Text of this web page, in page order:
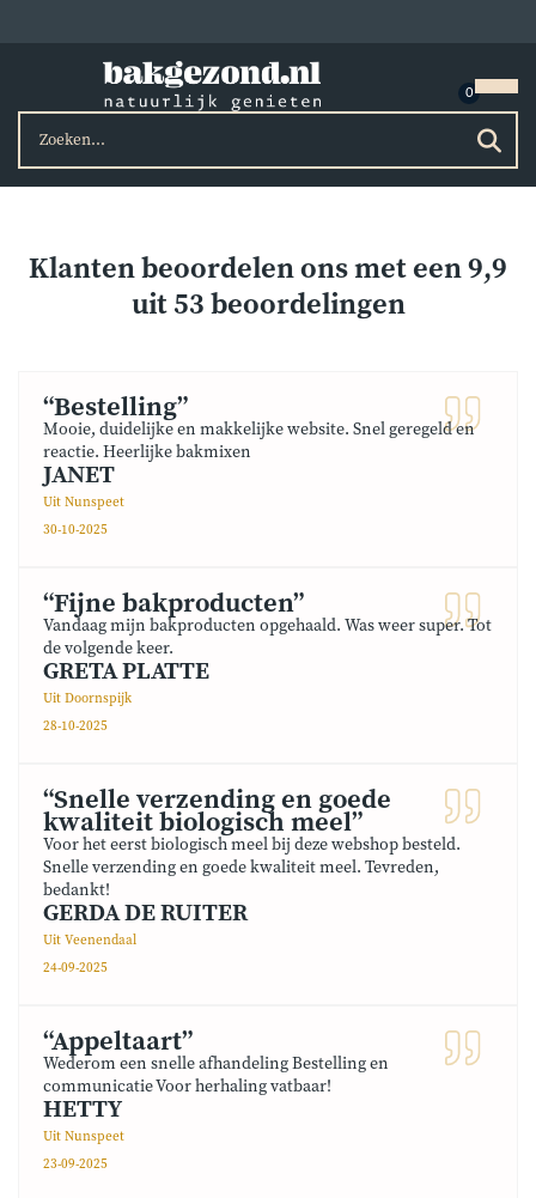
Klanten beoordelen ons met een9,9
uit 53 beoordelingen
“Bestelling”
Mooie, duidelijke en makkelijke website. Snel geregeld en
reactie. Heerlijke bakmixen
JANET
Uit Nunspeet
30-10-2025
“Fijne bakproducten”
Vandaag mijn bakproducten opgehaald. Was weer super. Tot
de volgende keer.
GRETA PLATTE
Uit Doornspijk
28-10-2025
“Snelle verzending en goede
kwaliteit biologisch meel”
Voor het eerst biologisch meel bij deze webshop besteld.
Snelle verzending en goede kwaliteit meel. Tevreden,
bedankt!
GERDA DE RUITER
Uit Veenendaal
24-09-2025
“Appeltaart”
Wederom een snelle afhandeling Bestelling en
communicatie Voor herhaling vatbaar!
HETTY
Uit Nunspeet
23-09-2025